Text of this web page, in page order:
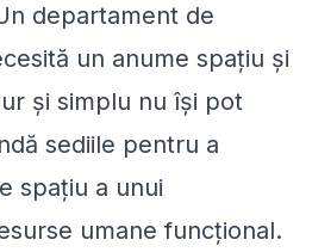
departament de
un anume spațiu și
și simplu nu își pot
sediile pentru a
spațiu a unui
umane funcțional.